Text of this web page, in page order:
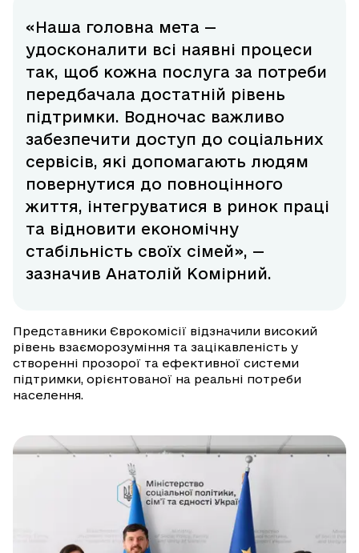
«Наша головна мета —
удосконалити всі наявні процеси
так, щоб кожна послуга за потреби
передбачала достатній рівень
підтримки. Водночас важливо
забезпечити доступ до соціальних
сервісів, які допомагають людям
повернутися до повноцінного
життя, інтегруватися в ринок праці
та відновити економічну
стабільність своїх сімей», —
зазначив Анатолій Комірний.
Представники Єврокомісії відзначили високий
рівень взаєморозуміння та зацікавленість у
створенні прозорої та ефективної системи
підтримки, орієнтованої на реальні потреби
населення.